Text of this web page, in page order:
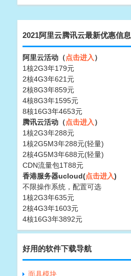
2021阿里云腾讯云最新优惠信息
阿里云活动（点击进入 ）
1核2G3年179元
2核4G3年621元
2核8G3年859元
4核8G3年1595元
8核16G3年4653元
腾讯云活动（点击进入 ）
1核2G3年288元
1核2G5M3年288元(轻量)
2核4G5M3年688元(轻量)
CDN流量包1T88元
香港服务器ucloud(点击进入)
不限操作系统，配置可选
1核2G3年635元
2核4G3年1603元
4核16G3年3892元
好用的软件下载导航
面具模块